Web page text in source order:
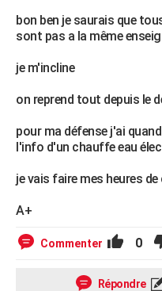
bon ben je saurais que
sont pas a la même
je m'incline
on reprend tout depuis le
pour ma défense j'ai
l'info d'un chauffe eau
je vais faire mes heures
A+
Commenter 0
Répondre